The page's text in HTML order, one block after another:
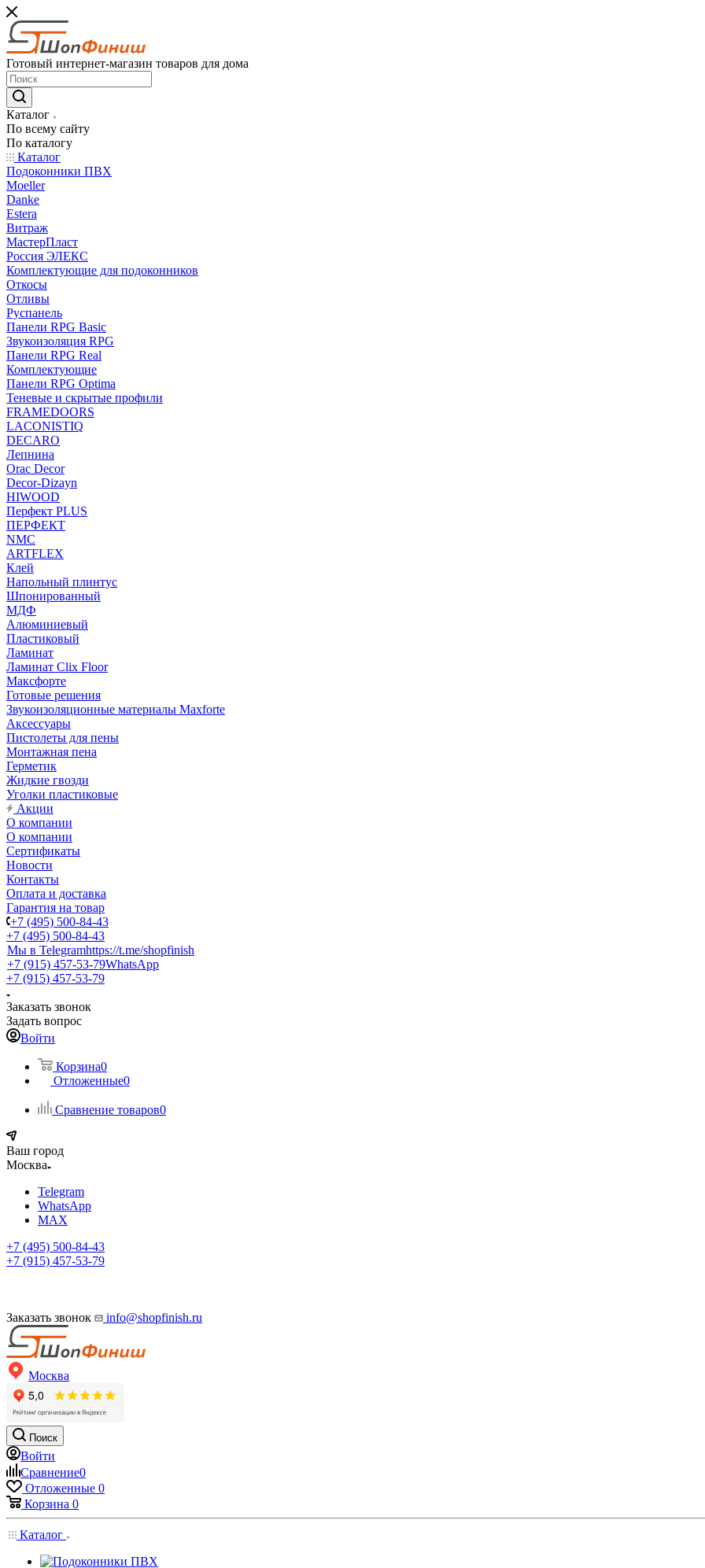
Готовый интернет-магазин товаров для дома
Каталог
По всему сайту
По каталогу
Каталог
Подоконники ПВХ
Moeller
Danke
Estera
Витраж
МастерПласт
Россия ЭЛЕКС
Комплектующие для подоконников
Откосы
Отливы
Руспанель
Панели RPG Basic
Звукоизоляция RPG
Панели RPG Real
Комплектующие
Панели RPG Optima
Теневые и скрытые профили
FRAMEDOORS
LACONISTIQ
DECARO
Лепнина
Orac Decor
Decor-Dizayn
HIWOOD
Перфект PLUS
ПЕРФЕКТ
NMC
ARTFLEX
Клей
Напольный плинтус
Шпонированный
МДФ
Алюминиевый
Пластиковый
Ламинат
Ламинат Clix Floor
Максфорте
Готовые решения
Звукоизоляционные материалы Maxforte
Аксессуары
Пистолеты для пены
Монтажная пена
Герметик
Жидкие гвозди
Уголки пластиковые
Акции
О компании
О компании
Сертификаты
Новости
Контакты
Оплата и доставка
Гарантия на товар
+7 (495) 500-84-43
+7 (495) 500-84-43
Мы в Telegramhttps://t.me/shopfinish
+7 (915) 457-53-79WhatsApp
+7 (915) 457-53-79
Заказать звонок
Задать вопрос
Войти
Корзина0
Отложенные0
Сравнение товаров0
Ваш город
Москва
Telegram
WhatsApp
MAX
+7 (495) 500-84-43
+7 (915) 457-53-79
Заказать звонок info@shopfinish.ru
Москва
Поиск
Войти
Сравнение0
Отложенные 0
Корзина 0
Каталог